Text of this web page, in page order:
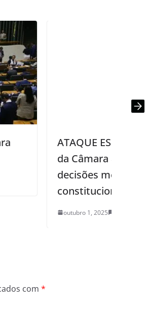
AO STF: CCJ
projeto que limita
e ações de
no Supremo
com *